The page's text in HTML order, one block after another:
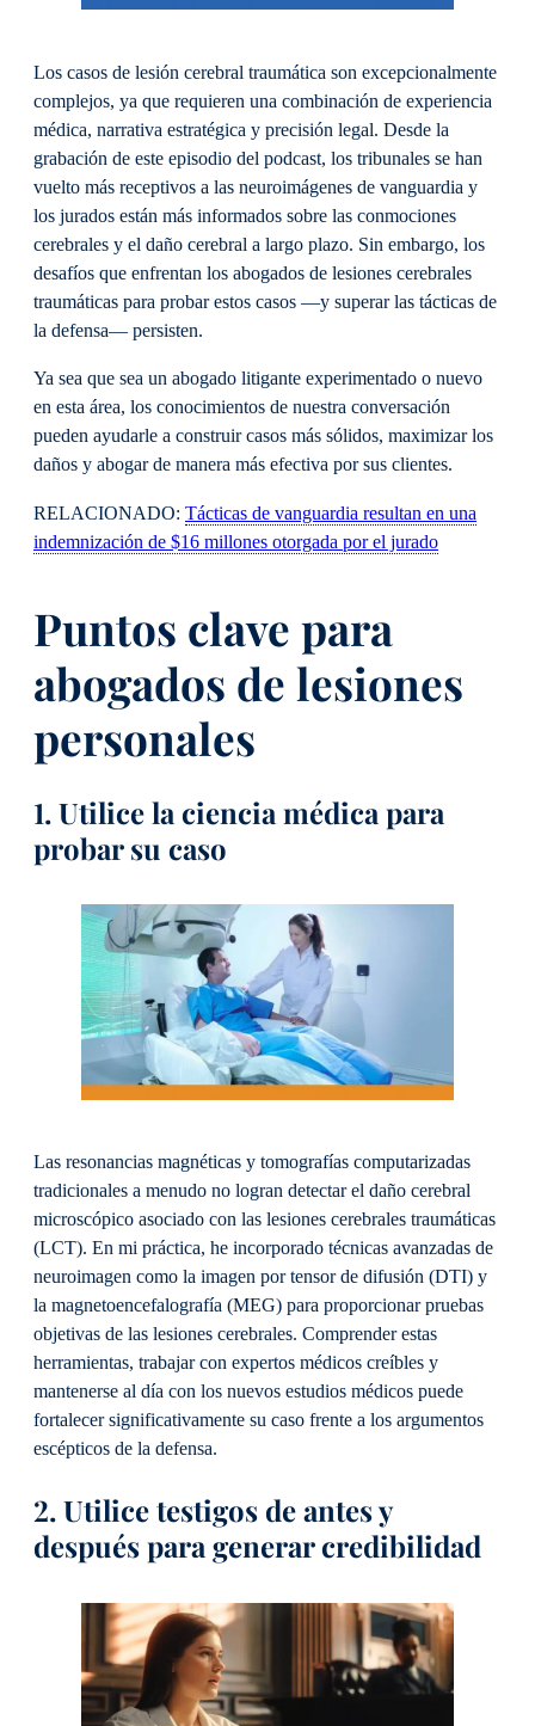
Los casos de lesión cerebral traumática son excepcionalmente
complejos, ya que requieren una combinación de experiencia
médica, narrativa estratégica y precisión legal. Desde la
grabación de este episodio del podcast, los tribunales se han
vuelto más receptivos a las neuroimágenes de vanguardia y
los jurados están más informados sobre las conmociones
cerebrales y el daño cerebral a largo plazo. Sin embargo, los
desafíos que enfrentan los abogados de lesiones cerebrales
traumáticas para probar estos casos —y superar las tácticas de
la defensa— persisten.
Ya sea que sea un abogado litigante experimentado o nuevo
en esta área, los conocimientos de nuestra conversación
pueden ayudarle a construir casos más sólidos, maximizar los
daños y abogar de manera más efectiva por sus clientes.
RELACIONADO: Tácticas de vanguardia resultan en una
indemnización de $16 millones otorgada por el jurado
Puntos clave para
abogados de lesiones
personales
1. Utilice la ciencia médica para
probar su caso
Las resonancias magnéticas y tomografías computarizadas
tradicionales a menudo no logran detectar el daño cerebral
microscópico asociado con las lesiones cerebrales traumáticas
(LCT). En mi práctica, he incorporado técnicas avanzadas de
neuroimagen como la imagen por tensor de difusión (DTI) y
la magnetoencefalografía (MEG) para proporcionar pruebas
objetivas de las lesiones cerebrales. Comprender estas
herramientas, trabajar con expertos médicos creíbles y
mantenerse al día con los nuevos estudios médicos puede
fortalecer significativamente su caso frente a los argumentos
escépticos de la defensa.
2. Utilice testigos de antes y
después para generar credibilidad